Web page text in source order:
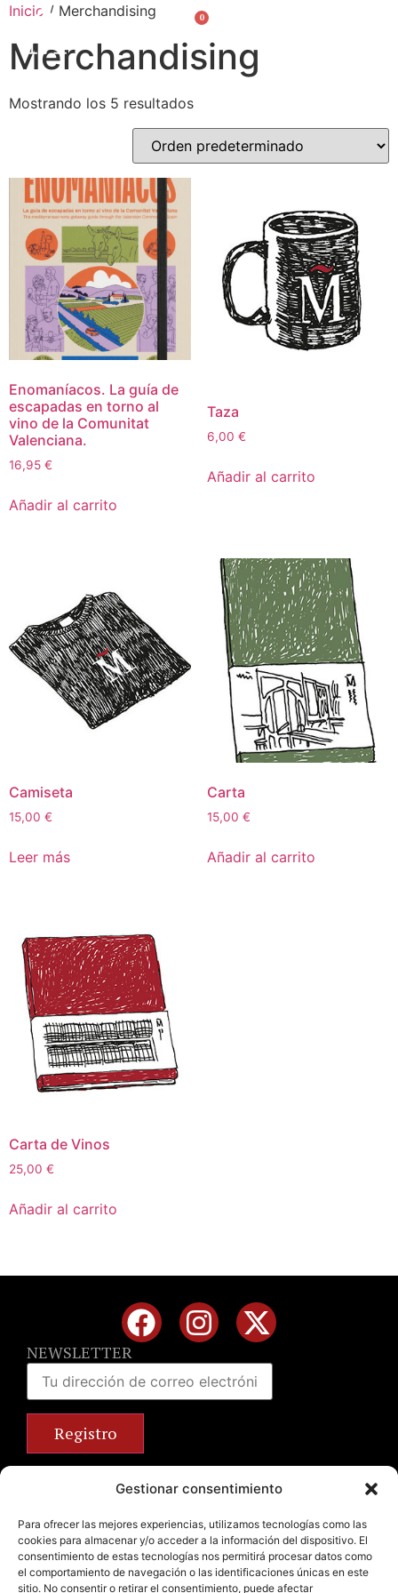
Gestionar consentimiento
Para ofrecer las mejores experiencias, utilizamos tecnologías como las
cookies para almacenar y/o acceder a la información del dispositivo. El
consentimiento de estas tecnologías nos permitirá procesar datos como
el comportamiento de navegación o las identificaciones únicas en este
sitio. No consentir o retirar el consentimiento, puede afectar
0
Inicio / Merchandising
Merchandising
Mostrando los 5 resultados
Enomaníacos. La guía de
escapadas en torno al
vino de la Comunitat
Valenciana.
16,95 €
Añadir al carrito
Taza
6,00 €
Añadir al carrito
Camiseta
15,00 €
Leer más
Carta
15,00 €
Añadir al carrito
Carta de Vinos
25,00 €
Añadir al carrito
NEWSLETTER
+34 963 672 314
info@emilianobodega.com
Parking gratuito